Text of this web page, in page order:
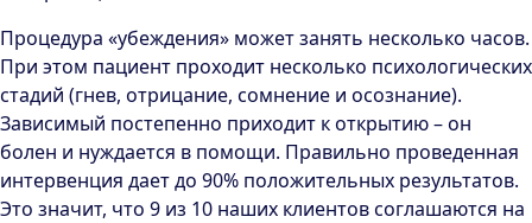
Процедура «убеждения» может занять несколько часов.
При этом пациент проходит несколько психологических
стадий (гнев, отрицание, сомнение и осознание).
Зависимый постепенно приходит к открытию – он
болен и нуждается в помощи. Правильно проведенная
интервенция дает до 90% положительных результатов.
Это значит, что 9 из 10 наших клиентов соглашаются на